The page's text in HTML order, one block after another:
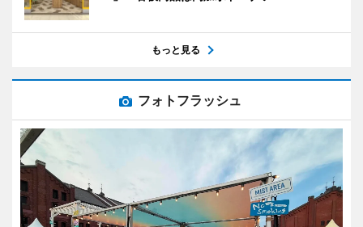
もっと見る
フォトフラッシュ